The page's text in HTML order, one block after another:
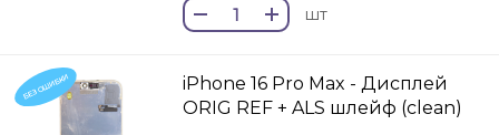
шт
БЕЗ ОШИБКИ
iPhone 16 Pro Max - Дисплей
ORIG REF + ALS шлейф (clean)